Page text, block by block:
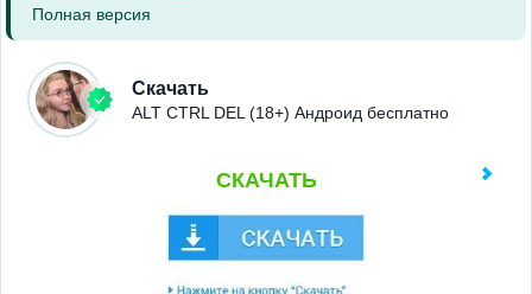
Полная версия
Скачать
ALT CTRL DEL (18+) Андроид бесплатно
СКАЧАТЬ